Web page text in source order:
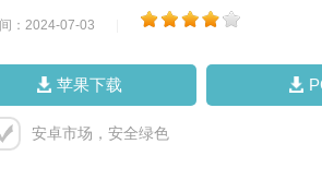
：2024-07-03
苹果下载
安卓市场，安全绿色